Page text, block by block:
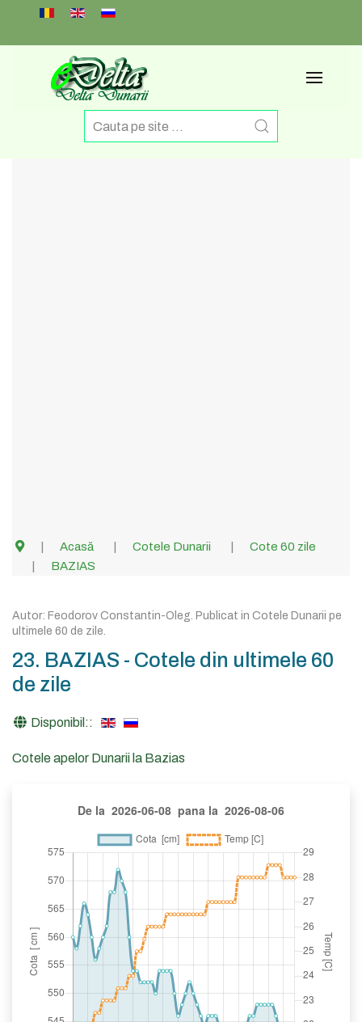
Select your language
Acasă Cotele Dunarii
Cote 60 zile
BAZIAS
Autor: Feodorov Constantin-Oleg. Publicat in Cotele Dunarii pe
ultimele 60 de zile.
23. BAZIAS - Cotele din ultimele 60
de zile
Disponibil::
Cotele apelor Dunarii la Bazias